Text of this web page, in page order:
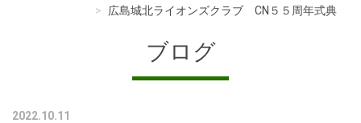
広島城北ライオンズクラブ CN５５周年式典
ブログ
2022.10.11